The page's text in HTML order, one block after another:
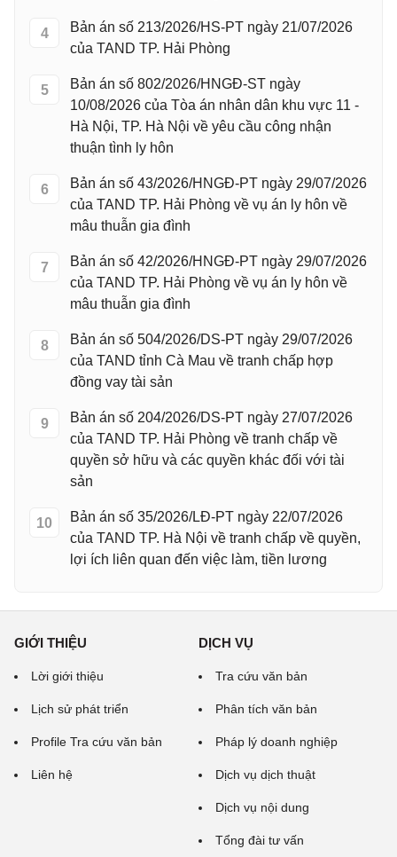
4
Bản án số 213/2026/HS-PT ngày 21/07/2026
của TAND TP. Hải Phòng
5
Bản án số 802/2026/HNGĐ-ST ngày
10/08/2026 của Tòa án nhân dân khu vực 11 -
Hà Nội, TP. Hà Nội về yêu cầu công nhận
thuận tình ly hôn
6
Bản án số 43/2026/HNGĐ-PT ngày 29/07/2026
của TAND TP. Hải Phòng về vụ án ly hôn về
mâu thuẫn gia đình
7
Bản án số 42/2026/HNGĐ-PT ngày 29/07/2026
của TAND TP. Hải Phòng về vụ án ly hôn về
mâu thuẫn gia đình
8
Bản án số 504/2026/DS-PT ngày 29/07/2026
của TAND tỉnh Cà Mau về tranh chấp hợp
đồng vay tài sản
9
Bản án số 204/2026/DS-PT ngày 27/07/2026
của TAND TP. Hải Phòng về tranh chấp về
quyền sở hữu và các quyền khác đối với tài
sản
10
Bản án số 35/2026/LĐ-PT ngày 22/07/2026
của TAND TP. Hà Nội về tranh chấp về quyền,
lợi ích liên quan đến việc làm, tiền lương
GIỚI THIỆU
Lời giới thiệu
Lịch sử phát triển
Profile Tra cứu văn bản
Liên hệ
DỊCH VỤ
Tra cứu văn bản
Phân tích văn bản
Pháp lý doanh nghiệp
Dịch vụ dịch thuật
Dịch vụ nội dung
Tổng đài tư vấn